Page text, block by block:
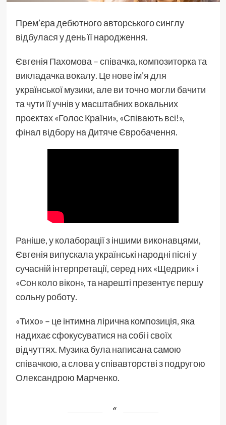
Прем’єра дебютного авторського синглу
відбулася у день її народження.
Євгенія Пахомова – співачка, композиторка та
викладачка вокалу. Це нове ім’я для
української музики, але ви точно могли бачити
та чути її учнів у масштабних вокальних
проєктах «Голос Країни», «Співають всі!»,
фінал відбору на Дитяче Євробачення.
Раніше, у колаборації з іншими виконавцями,
Євгенія випускала українські народні пісні у
сучасній інтерпретації, серед них «Щедрик» і
«Сон коло вікон», та нарешті презентує першу
сольну роботу.
«Тихо» – це інтимна лірична композиція, яка
надихає сфокусуватися на собі і своїх
відчуттях. Музика була написана самою
співачкою, а слова у співавторстві з подругою
Олександрою Марченко.